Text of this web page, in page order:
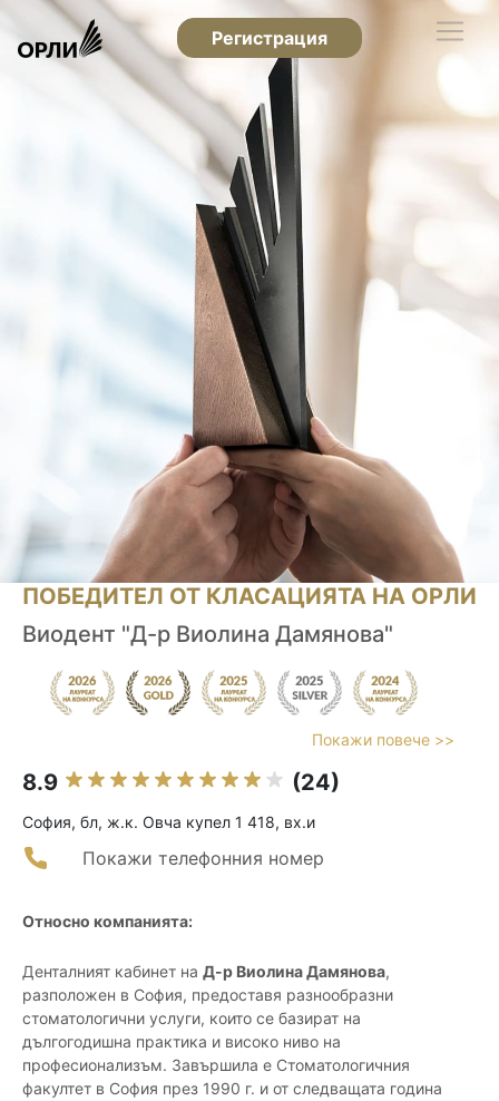
Регистрация
ПОБЕДИТЕЛ ОТ КЛАСАЦИЯТА НА ОРЛИ
Виодент "Д-р Виолина Дамянова"
Покажи повече >>
8.9 (24)
София, бл, ж.к. Овча купел 1 418, вх.и
Покажи телефонния номер
Относно компанията:
Денталният кабинет на Д-р Виолина Дамянова,
разположен в София, предоставя разнообразни
стоматологични услуги, които се базират на
дългогодишна практика и високо ниво на
професионализъм. Завършила е Стоматологичния
факултет в София през 1990 г. и от следващата година